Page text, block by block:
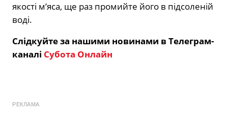
якості м’яса, ще раз промийте його в підсоленій
воді.
Слідкуйте за нашими новинами в Телеграм-
каналі Субота Онлайн
РЕКЛАМА